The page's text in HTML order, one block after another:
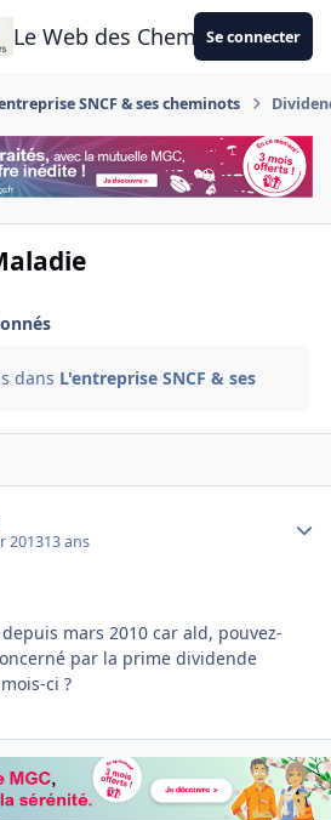
Le Web des CheminotsSe connecter
SNCF & ses cheminots
dans L'entreprise SNCF & ses
201313 ans
mars 2010 car ald, pouvez-
par la prime dividende
ci ?